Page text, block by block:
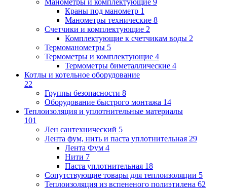
Краны под манометр 1
Манометры технические 8
Счетчики и комплектующие 2
Комплектующие к счетчикам воды 2
Термоманометры 5
Термометры и комплектующие 4
Термометры биметаллические 4
Котлы и котельное оборудование
22
Группы безопасности 8
Оборудование быстрого монтажа 14
Теплоизоляция и уплотнительные материалы
101
Лен сантехнический 5
Лента фум, нить и паста уплотнительная 29
Лента Фум 4
Нити 7
Паста уплотнительная 18
Сопутствующие товары для теплоизоляции 5
Теплоизоляция из вспененого полиэтилена 62